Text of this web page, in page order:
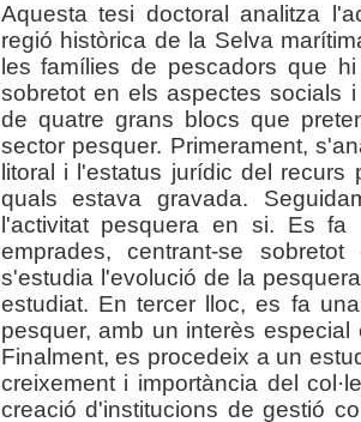
Aquesta tesi doctoral analitza
regió històrica de la Selva
les famílies de pescadors que
sobretot en els aspectes socials
de quatre grans blocs que
sector pesquer. Primerament,
litoral i l'estatus jurídic del
quals estava gravada.
l'activitat pesquera en si. Es
emprades, centrant-se
s'estudia l'evolució de la
estudiat. En tercer lloc, es fa
pesquer, amb un interès
Finalment, es procedeix a un
creixement i importància del
creació d'institucions de gestió